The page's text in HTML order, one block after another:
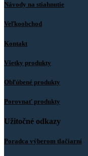
Návody na stiahnutie
Veľkoobchod
Kontakt
Všetky produkty
Obľúbené produkty
Porovnať produkty
Užitočné odkazy
Poradca výberom tlačiarní